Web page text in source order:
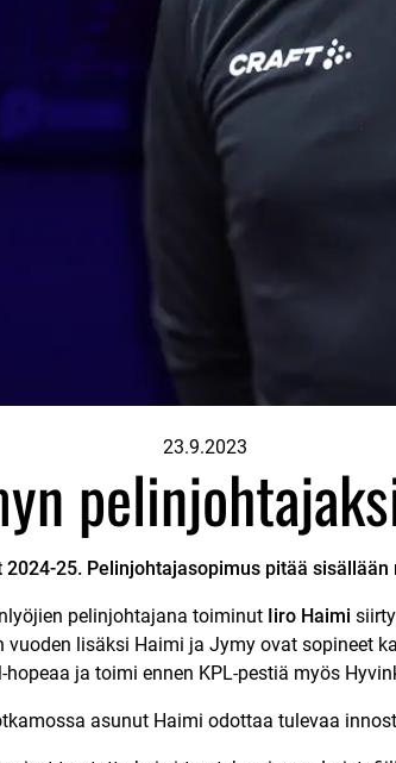
23.9.2023
25. Pelinjohtajasopimus pitää
pelinjohtajana toiminut Iiro Haimi
lisäksi Haimi ja Jymy ovat sopineet
ja toimi ennen KPL-pestiä myös
asunut Haimi odottaa tulevaa